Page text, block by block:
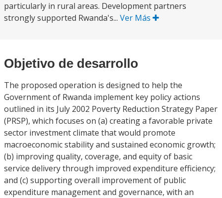
particularly in rural areas. Development partners
strongly supported Rwanda's... Ver Más
Objetivo de desarrollo
The proposed operation is designed to help the
Government of Rwanda implement key policy actions
outlined in its July 2002 Poverty Reduction Strategy Paper
(PRSP), which focuses on (a) creating a favorable private
sector investment climate that would promote
macroeconomic stability and sustained economic growth;
(b) improving quality, coverage, and equity of basic
service delivery through improved expenditure efficiency;
and (c) supporting overall improvement of public
expenditure management and governance, with an